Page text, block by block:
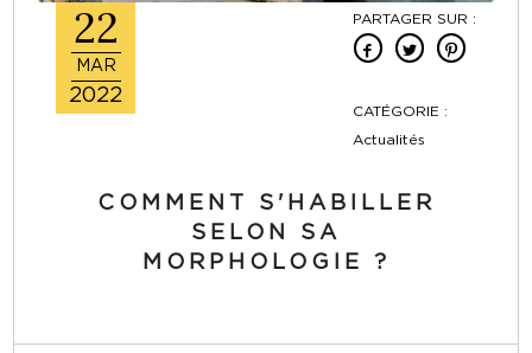
22
MAR
2022
PARTAGER SUR :
CATÉGORIE :
Actualités
COMMENT S'HABILLER
SELON SA
MORPHOLOGIE ?